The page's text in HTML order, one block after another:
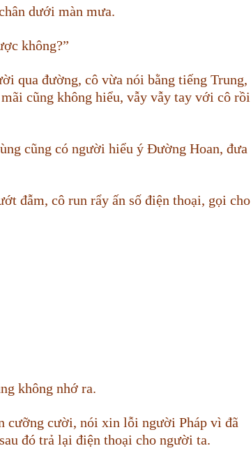
dưới màn mưa.
không?”
qua đường, cô vừa nói bằng tiếng Trung,
cũng không hiểu, vẫy vẫy tay với cô rồi
cũng có người hiểu ý Đường Hoan, đưa
đẫm, cô run rẩy ấn số điện thoại, gọi cho
không nhớ ra.
cưỡng cười, nói xin lỗi người Pháp vì đã
đó trả lại điện thoại cho người ta.